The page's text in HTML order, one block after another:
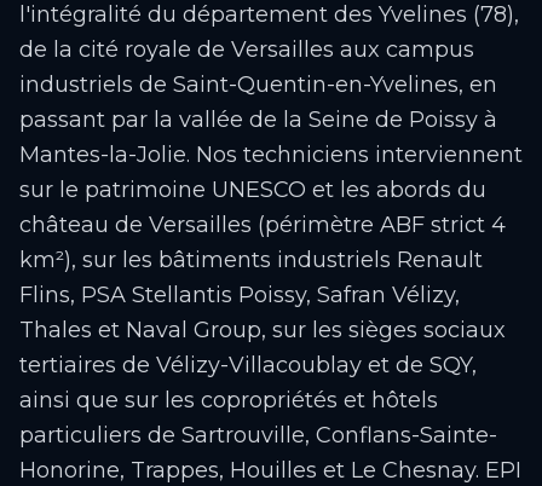
l'intégralité du département des Yvelines (78),
de la cité royale de Versailles aux campus
industriels de Saint-Quentin-en-Yvelines, en
passant par la vallée de la Seine de Poissy à
Mantes-la-Jolie. Nos techniciens interviennent
sur le patrimoine UNESCO et les abords du
château de Versailles (périmètre ABF strict 4
km²), sur les bâtiments industriels Renault
Flins, PSA Stellantis Poissy, Safran Vélizy,
Thales et Naval Group, sur les sièges sociaux
tertiaires de Vélizy-Villacoublay et de SQY,
ainsi que sur les copropriétés et hôtels
particuliers de Sartrouville, Conflans-Sainte-
Honorine, Trappes, Houilles et Le Chesnay. EPI